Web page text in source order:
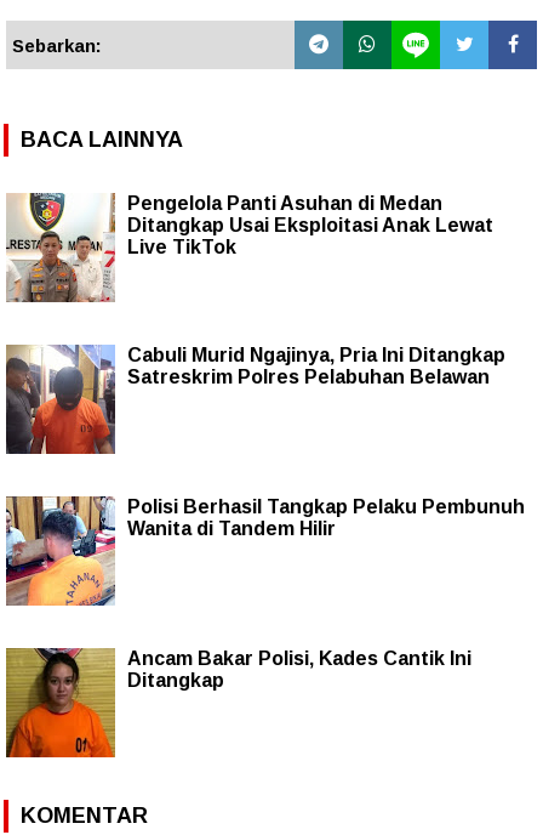
Sebarkan:
BACA LAINNYA
Pengelola Panti Asuhan di Medan
Ditangkap Usai Eksploitasi Anak Lewat
Live TikTok
Cabuli Murid Ngajinya, Pria Ini Ditangkap
Satreskrim Polres Pelabuhan Belawan
Polisi Berhasil Tangkap Pelaku Pembunuh
Wanita di Tandem Hilir
Ancam Bakar Polisi, Kades Cantik Ini
Ditangkap
KOMENTAR